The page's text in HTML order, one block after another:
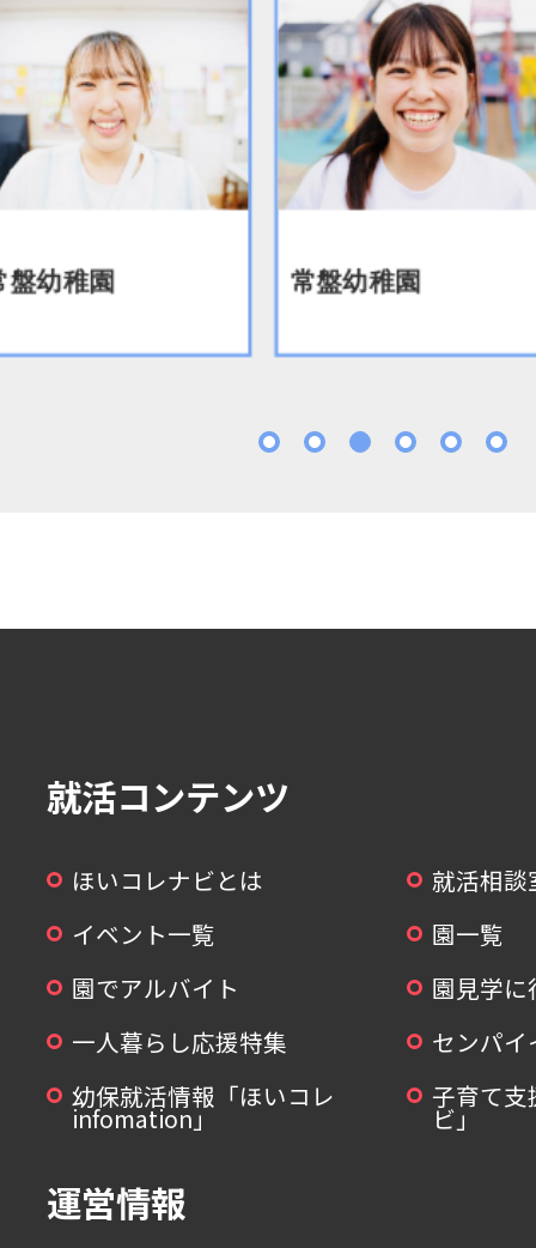
稚園 常盤幼稚園
就活コンテンツ
ほいコレナビとは
就活相談
イベント一覧
園一覧
園でアルバイト
園見学
一人暮らし応援特集
センパ
幼保就活情報「ほいコレ
infomation」
子育て支
ビ」
運営情報